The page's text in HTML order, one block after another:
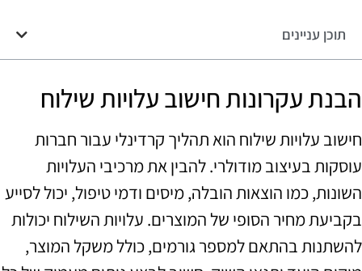
תוכן עניינים
הבנת עקרונות חישוב עלויות שילוח
חישוב עלויות שילוח הוא תהליך קרדינלי עבור חברות
עוסקות בעיצוב מודולרי. להבין את מרכיבי העלויות
השונות, כמו הוצאות הובלה, מיסים ודמי טיפול, יכול לסייע
בקביעת מחיר הסופי של המוצרים. עלויות השילוח יכולות
להשתנות בהתאם למספר גורמים, כולל משקל המוצר,